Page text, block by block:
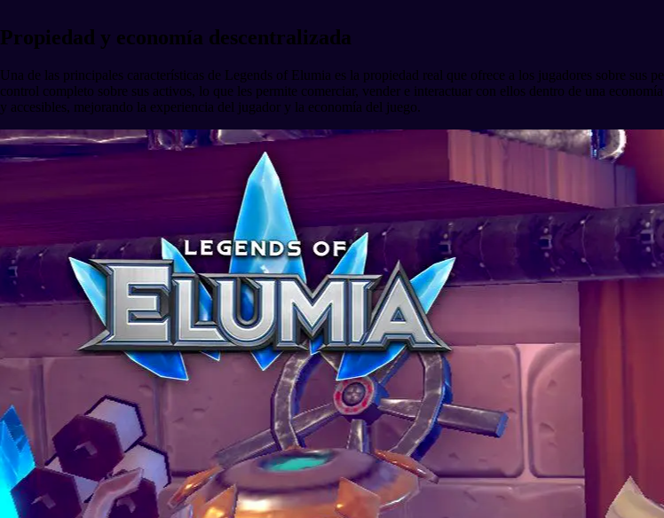
Propiedad y economía descentralizada
Una de las principales características de Legends of Elumia es la propiedad real que ofrece a los jugadores sobre
control completo sobre sus activos, lo que les permite comerciar, vender e interactuar con ellos dentro de una
y accesibles, mejorando la experiencia del jugador y la economía del juego.